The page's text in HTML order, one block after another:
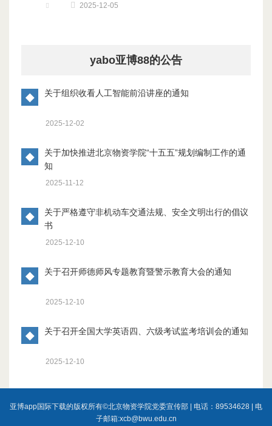
2025-12-05
yabo亚博88的公告
◆ 关于组织收看人工智能前沿讲座的通知
2025-12-02
◆
关于加快推进北京物资学院“十五五”规划编制工作的通
知
2025-11-12
◆
关于严格遵守非机动车交通法规、安全文明出行的倡议
书
2025-12-10
◆ 关于召开师德师风专题教育暨警示教育大会的通知
2025-12-10
◆ 关于召开全国大学英语四、六级考试监考培训会的通知
2025-12-10
亚博app国际下载的版权所有©北京物资学院党委宣传部 | 电话：89534628 | 电
子邮箱:xcb@bwu.edu.cn